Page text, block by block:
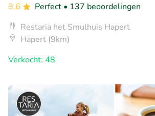
9.6
Perfect • 137 beoordelingen
Restaria het Smulhuis Hapert
Hapert (9km)
Verkocht: 48